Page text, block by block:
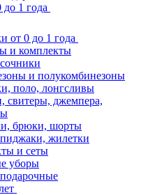
1 года
от 0 до 1 года
и комплекты
и полукомбинезоны
поло, лонгсливы
свитеры, джемпера,
брюки, шорты
жилетки
и сеты
уборы